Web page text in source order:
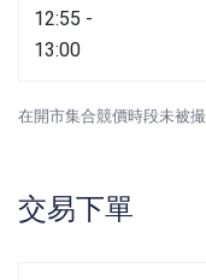
12:55 -
13:00
在開市集合競價時段未被
交易下單